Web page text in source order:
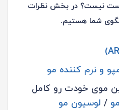
نیست؟ در بخش نظرات
شما هستیم.
و نرم کننده مو
موی خودت رو کامل
/ لوسیون مو